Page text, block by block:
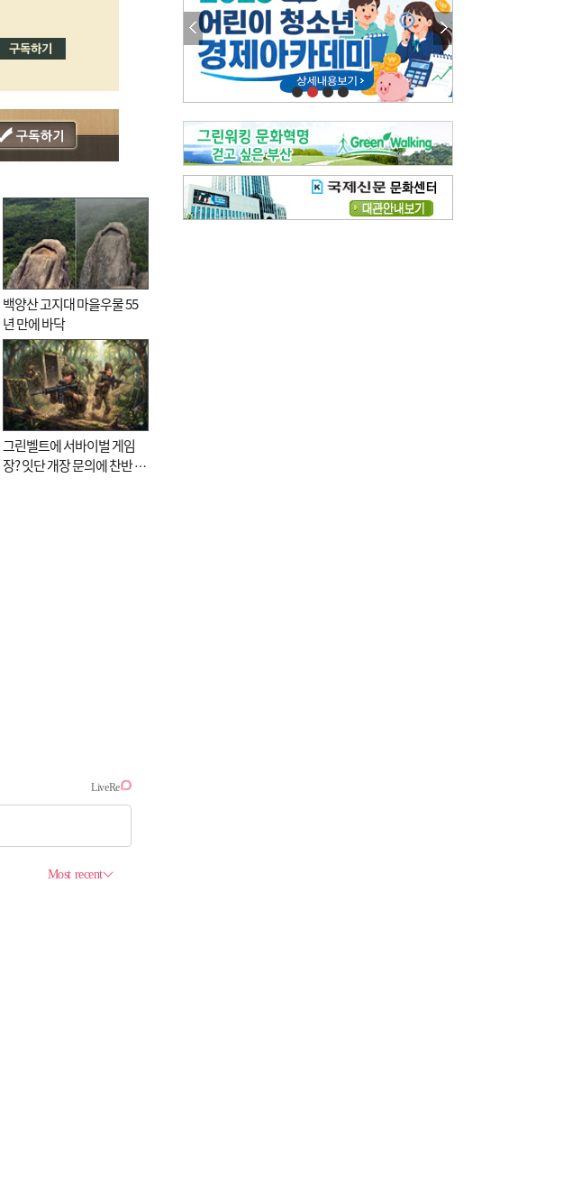
백양산 고지대 마을우물 55
년 만에 바닥
그린벨트에 서바이벌 게임
장? 잇단 개장 문의에 찬반 논
김준희의 클래식 인사이트[전체보기]
여름날의 애상, 왈츠
빛나는 꿈의 계절, 4월의 노래
김지윤의 우리음악 이야기[전체보기]
세종시대 음악이 전해진 이유
영산회상, 불교음악에서 풍류음악으로
뉴스와 현장[전체보기]
‘800조 투자’ 희비 가른 재생에너지
뜨거워지는 바다, 북쪽으로 열리는 항로
데스크시각[전체보기]
물은 행정구역 경계를 따라 흐르지 않는다